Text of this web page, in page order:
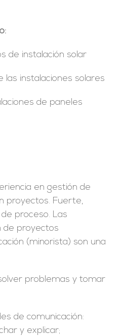
de instalación solar
las instalaciones solares
de paneles
en gestión de
proyectos. Fuerte,
proceso. Las
de proyectos
(minorista) son una
problemas y tomar
de comunicación:
y explicar;